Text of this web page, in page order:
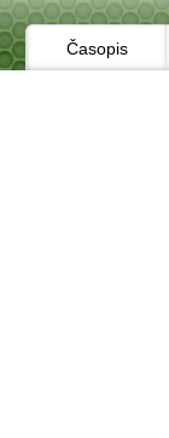
Časopis